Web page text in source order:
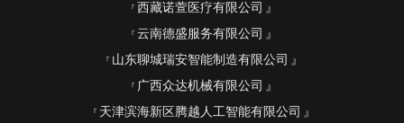
西藏诺萱医疗有限公司
云南德盛服务有限公司
山东聊城瑞安智能制造有限公司
广西众达机械有限公司
天津滨海新区腾越人工智能有限公司